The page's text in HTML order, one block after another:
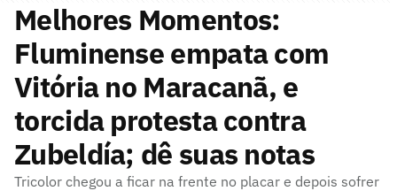
Melhores Momentos:
Fluminense empata com
Vitória no Maracanã, e
torcida protesta contra
Zubeldía; dê suas notas
Tricolor chegou a ficar na frente no placar e depois sofrer